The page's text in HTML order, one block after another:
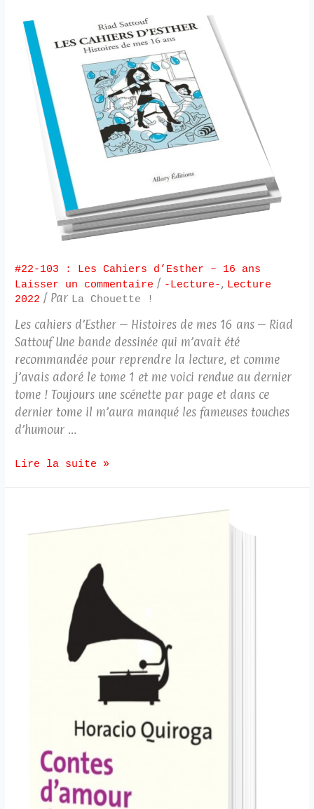
#22-103 : Les Cahiers d’Esther – 16 ans
Laisser un commentaire / -Lecture-, Lecture
2022 / Par La Chouette !
Les cahiers d’Esther – Histoires de mes 16 ans – Riad
Sattouf Une bande dessinée qui m’avait été
recommandée pour reprendre la lecture, et comme
j’avais adoré le tome 1 et me voici rendue au dernier
tome ! Toujours une scénette par page et dans ce
dernier tome il m’aura manqué les fameuses touches
d’humour …
Lire la suite »